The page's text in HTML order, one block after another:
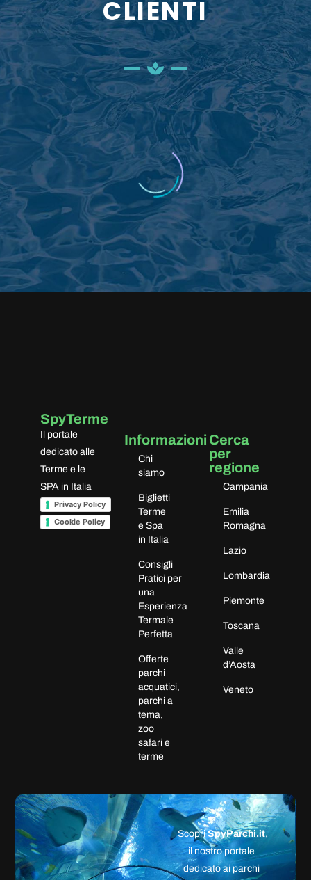
CLIENTI
Google
Organizzazione perfetta ottima
SpyTerme
Il portale
dedicato alle
Terme e le
SPA in Italia
Privacy Policy
Cookie Policy
Informazioni
Chi
siamo
Biglietti
Terme
e Spa
in Italia
Consigli
Pratici per
una
Esperienza
Termale
Perfetta
Offerte
parchi
acquatici,
parchi a
tema,
zoo
safari e
terme
Cerca
per
regione
Campania
Emilia
Romagna
Lazio
Lombardia
Piemonte
Toscana
Valle
d’Aosta
Veneto
ScopriSpyParchi.it,
il nostro portale
dedicato ai parchi